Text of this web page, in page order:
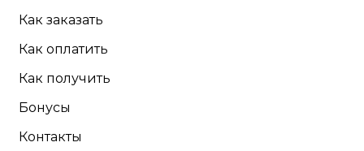
Как заказать
Как оплатить
Как получить
Бонусы
Контакты